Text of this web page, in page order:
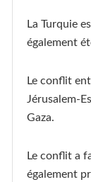
La Turquie
également
Le conflit
Jérusalem-
Gaza.
Le conflit a
également